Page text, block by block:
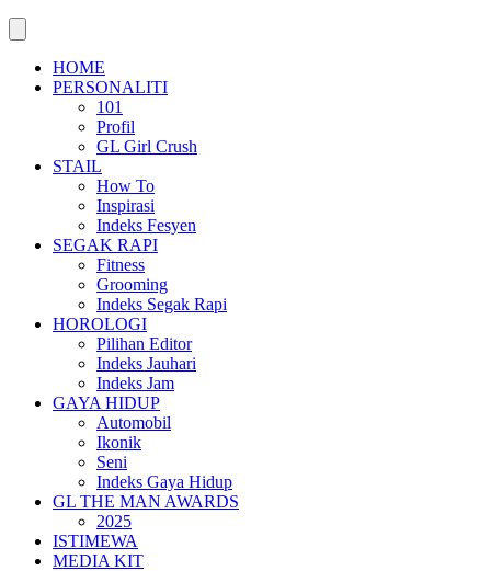
HOME
PERSONALITI
101
Profil
GL Girl Crush
STAIL
How To
Inspirasi
Indeks Fesyen
SEGAK RAPI
Fitness
Grooming
Indeks Segak Rapi
HOROLOGI
Pilihan Editor
Indeks Jauhari
Indeks Jam
GAYA HIDUP
Automobil
Ikonik
Seni
Indeks Gaya Hidup
GL THE MAN AWARDS
2025
ISTIMEWA
MEDIA KIT